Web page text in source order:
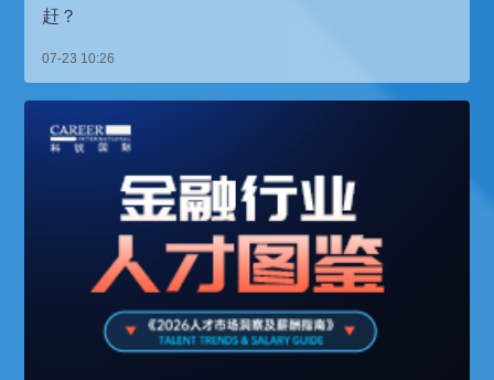
赶？
07-23 10:26